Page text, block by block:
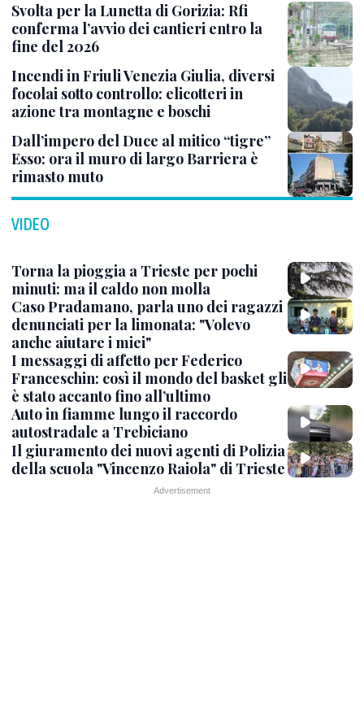
Svolta per la Lunetta di Gorizia: Rfi
conferma l’avvio dei cantieri entro la
fine del 2026
Incendi in Friuli Venezia Giulia, diversi
focolai sotto controllo: elicotteri in
azione tra montagne e boschi
Dall’impero del Duce al mitico “tigre”
Esso: ora il muro di largo Barriera è
rimasto muto
VIDEO
Torna la pioggia a Trieste per pochi
minuti: ma il caldo non molla
Caso Pradamano, parla uno dei ragazzi
denunciati per la limonata: "Volevo
anche aiutare i miei"
I messaggi di affetto per Federico
Franceschin: così il mondo del basket gli
è stato accanto fino all’ultimo
Auto in fiamme lungo il raccordo
autostradale a Trebiciano
Il giuramento dei nuovi agenti di Polizia
della scuola "Vincenzo Raiola" di Trieste